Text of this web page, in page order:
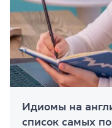
Идиомы на
список самых